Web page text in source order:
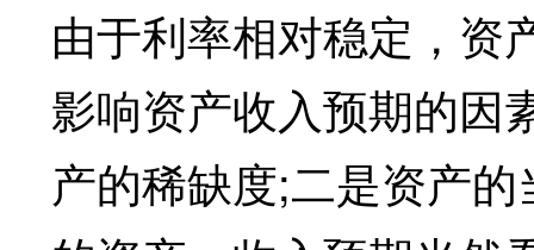
由于利率相对稳定，资
影响资产收入预期的因
产的稀缺度;二是资产